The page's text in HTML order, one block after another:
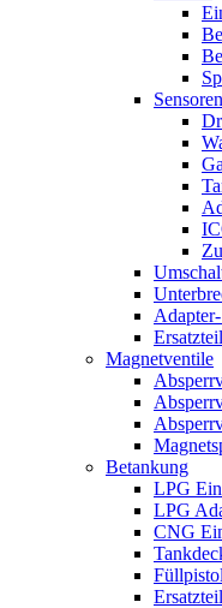
Sensoren
Magnetventile
Betankung
LPG
LPG
CNG